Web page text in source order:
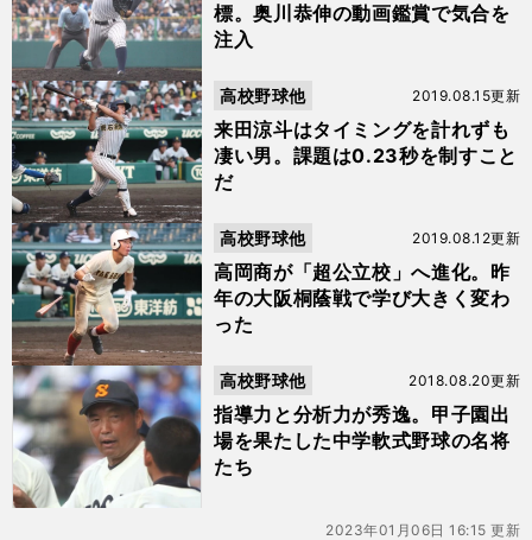
標。奥川恭伸の動画鑑賞で気合を
注入
来田涼斗はタイミングを計れずも
凄い男。課題は0.23秒を制すこと
だ
2019.08.15更新
高校野球他
高岡商が「超公立校」へ進化。昨
年の大阪桐蔭戦で学び大きく変わ
った
2019.08.12更新
高校野球他
指導力と分析力が秀逸。甲子園出
場を果たした中学軟式野球の名将
たち
2018.08.20更新
高校野球他
2023年01月06日 16:15 更新